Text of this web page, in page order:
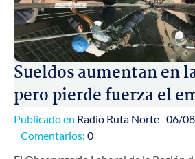
Sueldos aumentan en
pero pierde fuerza el
Publicado en Radio Ruta Norte 06/
Comentarios: 0